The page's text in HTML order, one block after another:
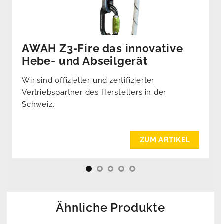
AWAH Z3-Fire das innovative
Hebe- und Abseilgerät
Wir sind offizieller und zertifizierter
Vertriebspartner des Herstellers in der
Schweiz.
ZUM ARTIKEL
Ähnliche Produkte